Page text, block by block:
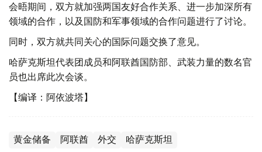
会晤期间，双方就加强两国友好合作关系、进一步加深所有
领域的合作，以及国防和军事领域的合作问题进行了讨论。
同时，双方就共同关心的国际问题交换了意见。
哈萨克斯坦代表团成员和阿联酋国防部、武装力量的数名官
员也出席此次会谈。
【编译：阿依波塔】
黄金储备 阿联酋 外交 哈萨克斯坦